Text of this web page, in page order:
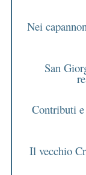
Nei
San
Contributi
Il vecchio